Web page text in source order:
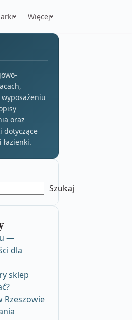
Więcej
wyposażeniu
oraz
dotyczące
Szukaj
—
dla
sklep
Rzeszowie